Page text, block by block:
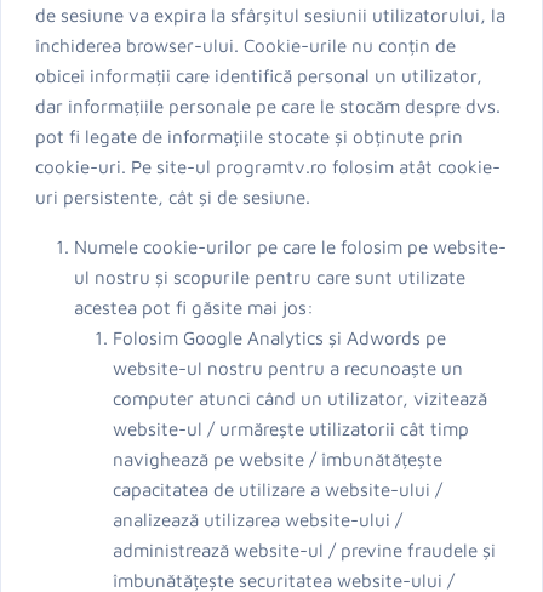
de sesiune va expira la sfârșitul sesiunii utilizatorului, la
închiderea browser-ului. Cookie-urile nu conțin de
obicei informații care identifică personal un utilizator,
dar informațiile personale pe care le stocăm despre dvs.
pot fi legate de informațiile stocate și obținute prin
cookie-uri. Pe site-ul programtv.ro folosim atât cookie-
uri persistente, cât și de sesiune.
Numele cookie-urilor pe care le folosim pe website-
ul nostru și scopurile pentru care sunt utilizate
acestea pot fi găsite mai jos:
Folosim Google Analytics și Adwords pe
website-ul nostru pentru a recunoaște un
computer atunci când un utilizator, vizitează
website-ul / urmărește utilizatorii cât timp
navighează pe website / îmbunătățește
capacitatea de utilizare a website-ului /
analizează utilizarea website-ului /
administrează website-ul / previne fraudele și
îmbunătățește securitatea website-ului /